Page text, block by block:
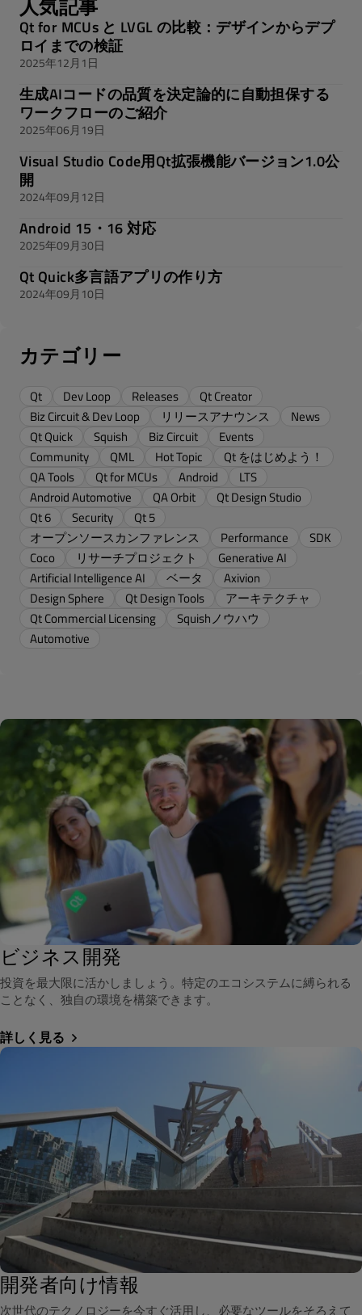
人気記事
Qt for MCUs と LVGL の比較：デザインからデプ
ロイまでの検証
2025年12月1日
生成AIコードの品質を決定論的に自動担保する
ワークフローのご紹介
2025年06月19日
Visual Studio Code用Qt拡張機能バージョン1.0公
開
2024年09月12日
Android 15・16 対応
2025年09月30日
Qt Quick多言語アプリの作り方
2024年09月10日
カテゴリー
Qt Dev Loop Releases
Qt Creator
Biz Circuit & Dev Loop
リリースアナウンス
News
Qt Quick
Squish Biz Circuit
Events
Community
QML Hot Topic
Qt をはじめよう！
QA Tools
Qt for MCUs Android
LTS
Android Automotive
QA Orbit
Qt Design Studio
Qt 6
Security
Qt 5
オープンソースカンファレンス
Performance
SDK
Coco
リサーチプロジェクト
Generative AI
Artificial Intelligence AI
ベータ
Axivion
Design Sphere
Qt Design Tools
アーキテクチャ
Qt Commercial Licensing
Squishノウハウ
Automotive
ビジネス開発
投資を最大限に活かしましょう。特定のエコシステムに縛られる
ことなく、独自の環境を構築できます。
詳しく見る
開発者向け情報
次世代のテクノロジーを今すぐ活用し、必要なツールをそろえて